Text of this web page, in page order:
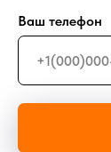
Ваш телефон